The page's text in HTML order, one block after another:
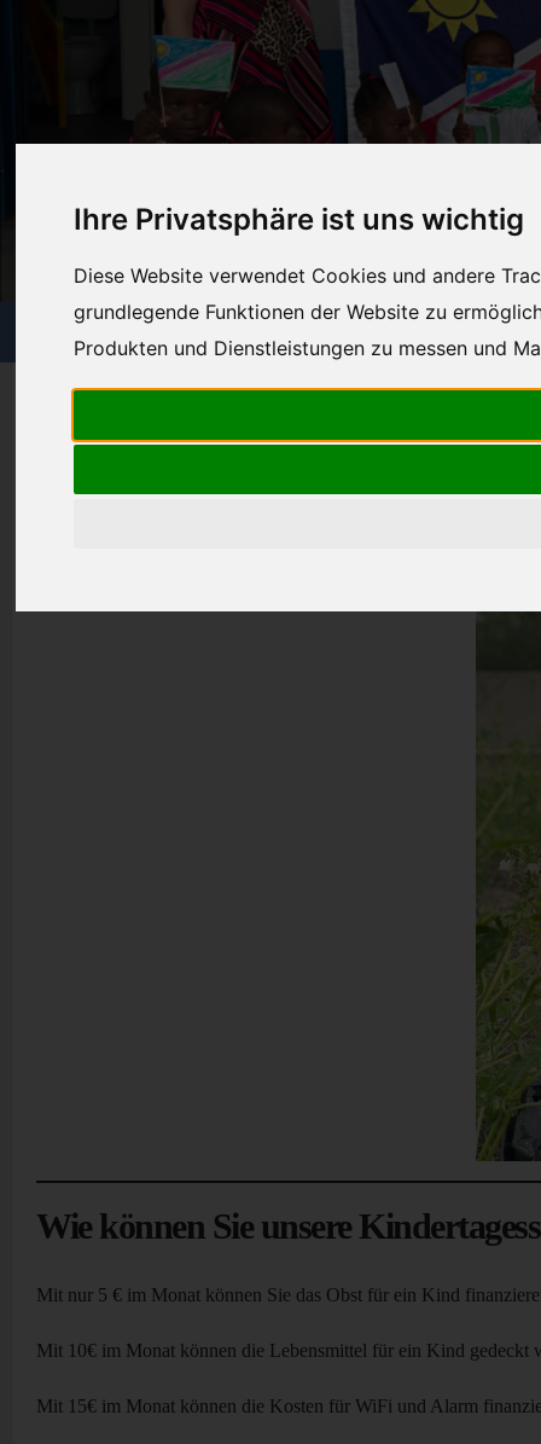
Ihre Privatsphäre ist uns wichtig
Diese Website verwendet Cookies und andere
grundlegende Funktionen der Website zu
Produkten und Dienstleistungen zu messen und
Wie können Sie unsere
Mit nur 5 € im Monat können Sie das Obst für ein Kind
Mit 10€ im Monat können die Lebensmittel für ein Kind gedeckt
Mit 15€ im Monat können die Kosten für WiFi und Alarm